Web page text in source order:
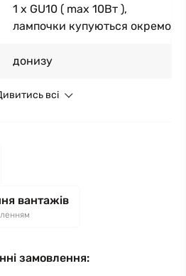
1 x GU10 ( max 10Вт ),
лампочки купуються окремо
донизу
всі
вантажів
замовлення: